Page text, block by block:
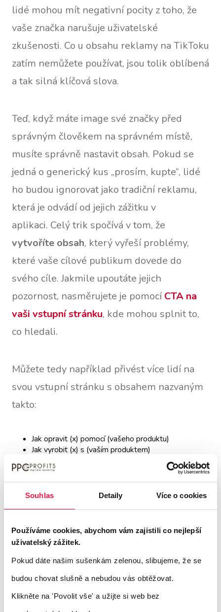
Souhlas Detaily Více o cookies
Používáme cookies, abychom vám zajistili co nejlepší
uživatelský zážitek.
Pokud dáte našim sušenkám zelenou, slibujeme, že se
budou chovat slušně a nebudou vás obtěžovat.
Klikněte na 'Povolit vše' a užijte si web bez
lidé mohou mít negativní pocity z toho, že
vaše značka narušuje uživatelské
zkušenosti. Co u obsahu reklamy na TikToku
zatím nemůžete používat, jsou tolik oblíbená
a tak silná klíčová slova.
Teď, když máte image své značky před
správným člověkem na správném místě,
musíte správně nastavit obsah. Pokud se
jedná o generický kus „prosím, kupte“, lidé
ho budou ignorovat jako tradiční reklamu,
která je odvádí od jejich zážitku v
aplikaci. Celý trik spočívá v tom, že
vytvoříte obsah, který vyřeší problémy,
které vaše cílové publikum dovede do
svého cíle. Jakmile upoutáte jejich
pozornost, nasměrujete je pomocí CTA na
vaši vstupní stránku, kde mohou splnit to,
co hledali.
Můžete tedy například přivést více lidí na
svou vstupní stránku s obsahem nazvaným
takto:
Jak opravit (x) pomocí (vašeho produktu)
Jak vyrobit (x) s (vaším produktem)
Influencer marketing
Influenceři jsou po celém internetu a nikde
s oblíbenými tvůrci obsahu na TikToku a
používat nebo podporovat své
produkty. Čím autentičtější a upřímnější
bude vaše spolupráce, tím lépe! Budeme